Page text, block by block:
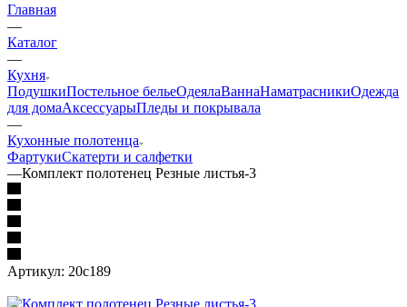
Главная
—
Каталог
—
Кухня
ПодушкиПостельное бельеОдеялаВаннаНаматрасникиОдежда
для домаАксессуарыПледы и покрывала
—
Кухонные полотенца
ФартукиСкатерти и салфетки
—Комплект полотенец Резные листья-3
Артикул: 20с189